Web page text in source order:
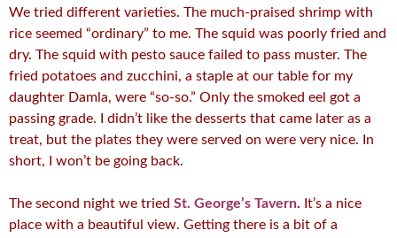
We tried different varieties. The much-praised shrimp with
rice seemed “ordinary” to me. The squid was poorly fried and
dry. The squid with pesto sauce failed to pass muster. The
fried potatoes and zucchini, a staple at our table for my
daughter Damla, were “so-so.” Only the smoked eel got a
passing grade. I didn’t like the desserts that came later as a
treat, but the plates they were served on were very nice. In
short, I won’t be going back.
The second night we tried St. George’s Tavern. It’s a nice
place with a beautiful view. Getting there is a bit of a